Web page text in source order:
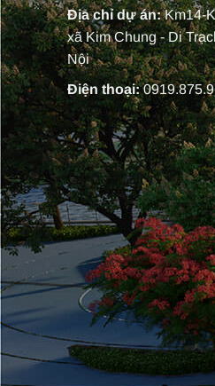
Địa chỉ dự án:Km14-
xã Kim Chung - Di
Nội
Điện thoại: